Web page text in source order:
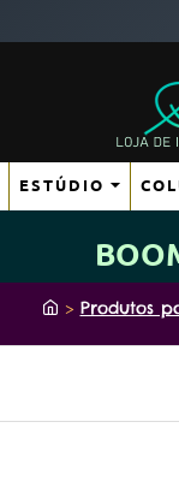
ESTÚDIO
h
Produtos